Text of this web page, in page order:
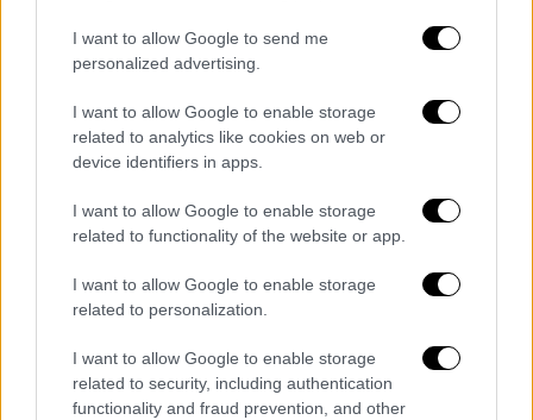
I want to allow Google to send me
personalized advertising.
I want to allow Google to enable storage
related to analytics like cookies on web or
device identifiers in apps.
I want to allow Google to enable storage
related to functionality of the website or app.
I want to allow Google to enable storage
related to personalization.
I want to allow Google to enable storage
related to security, including authentication
functionality and fraud prevention, and other
Δεν είναι η πρώτη φορά που η Μπιάνκα
ενημέρωσης για τις εμφανίσεις της, καθώς
οι ιδιαίτερα τολμηρές στυλιστικές επιλογές
στοιχείο της δημόσιας εικόνας της τα
τελευταία χρόνια.
Bianca Censori’s body is tea as she
alongside her husband, Ye, ahead of
his performance in Tbilisi, Georgia.